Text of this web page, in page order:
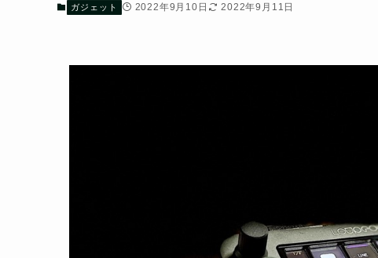
ガジェット 2022年9月10日 2022年9月11日